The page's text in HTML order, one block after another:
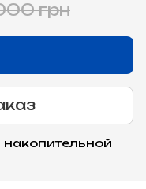
грн